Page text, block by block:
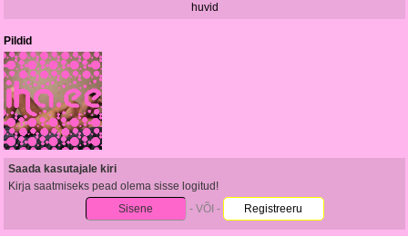
huvid
Pildid
Saada kasutajale kiri
Kirja saatmiseks pead olema sisse logitud!
Sisene
- VÕI - Registreeru